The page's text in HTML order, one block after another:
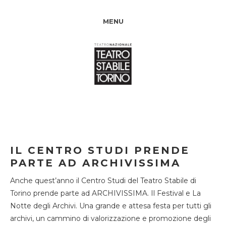
MENU
IL CENTRO STUDI PRENDE
PARTE AD ARCHIVISSIMA
Anche quest’anno il Centro Studi del Teatro Stabile di
Torino prende parte ad ARCHIVISSIMA. Il Festival e La
Notte degli Archivi. Una grande e attesa festa per tutti gli
archivi, un cammino di valorizzazione e promozione degli